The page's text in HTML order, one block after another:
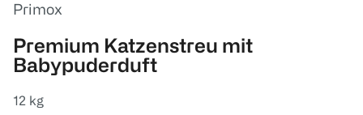
Primox
Premium Katzenstreu mit
Babypuderduft
12 kg